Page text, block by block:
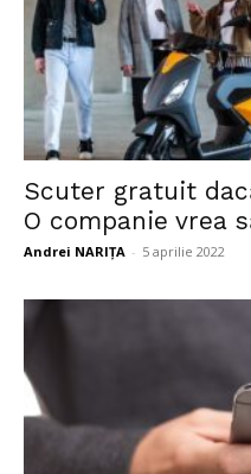
Scuter gratuit
O companie vrea
Andrei NARIȚA - 5 aprilie 2022